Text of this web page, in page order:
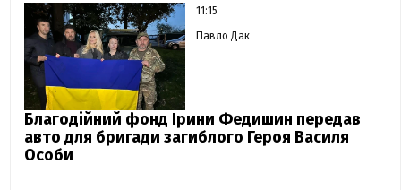
11:15
Павло Дак
Благодійний фонд Ірини Федишин передав
авто для бригади загиблого Героя Василя
Особи